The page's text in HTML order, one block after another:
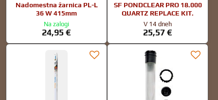
Nadomestna žarnica PL-L
36 W 415mm
Na zalogi
24,95 €
SF PONDCLEAR PRO 18.000
QUARTZ REPLACE KIT.
V 14 dneh
25,57 €